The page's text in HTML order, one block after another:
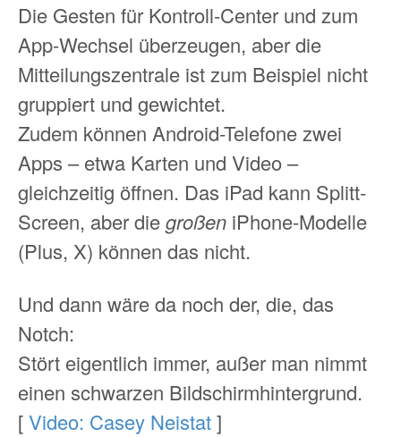
Die Gesten für Kontroll-Center und zum
App-Wechsel überzeugen, aber die
Mitteilungszentrale ist zum Beispiel nicht
gruppiert und gewichtet.
Zudem können Android-Telefone zwei
Apps – etwa Karten und Video –
gleichzeitig öffnen. Das iPad kann Splitt-
Screen, aber diegroßen iPhone-Modelle
(Plus, X) können das nicht.
Und dann wäre da noch der, die, das
Notch:
Stört eigentlich immer, außer man nimmt
einen schwarzen Bildschirmhintergrund.
[Video: Casey Neistat]